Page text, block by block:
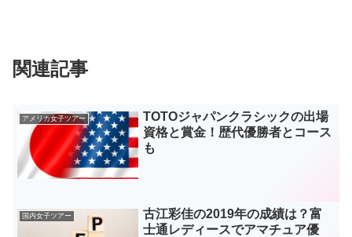
関連記事
アメリカ女子ツアー
TOTOジャパンクラシックの出場
資格と賞金！歴代優勝者とコース
も
国内女子ツアー
古江彩佳の2019年の成績は？富
士通レディースでアマチュア優